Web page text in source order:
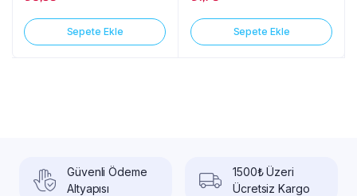
Sepete Ekle Sepete Ekle
Güvenli Ödeme
Altyapısı
1500₺ Üzeri
Ücretsiz Kargo